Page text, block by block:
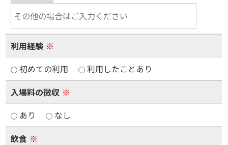
利用経験 ※
初めての利用
利用したことあり
入場料の徴収 ※
あり
なし
飲食 ※